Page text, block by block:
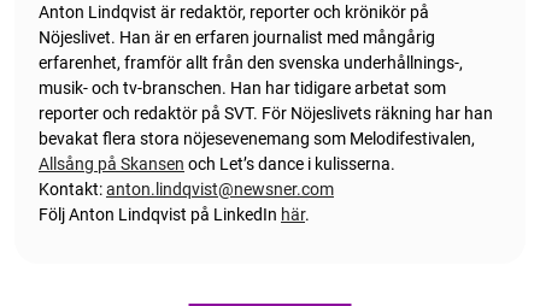
Anton Lindqvist är redaktör, reporter och krönikör på
Nöjeslivet. Han är en erfaren journalist med mångårig
erfarenhet, framför allt från den svenska underhållnings-,
musik- och tv-branschen. Han har tidigare arbetat som
reporter och redaktör på SVT. För Nöjeslivets räkning har han
bevakat flera stora nöjesevenemang som Melodifestivalen,
Allsång på Skansen och Let’s dance i kulisserna.
Kontakt:anton.lindqvist@newsner.com
Följ Anton Lindqvist på LinkedIn här.